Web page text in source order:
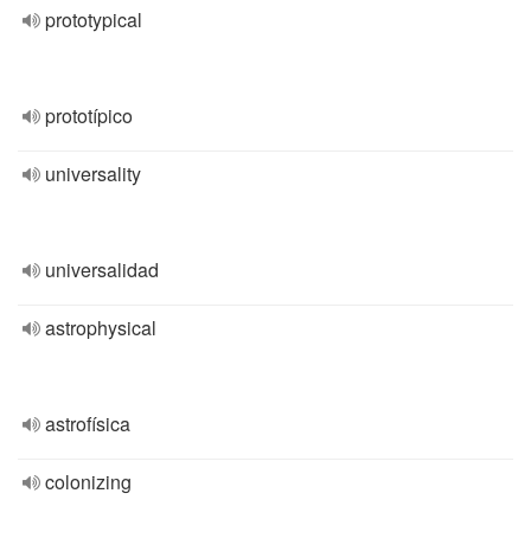
prototypical
prototípico
universality
universalidad
astrophysical
astrofísica
colonizing